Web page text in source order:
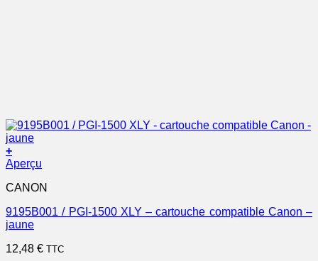
+
Aperçu
CANON
9195B001 / PGI-1500 XLY – cartouche compatible Canon –
jaune
12,48 € TTC